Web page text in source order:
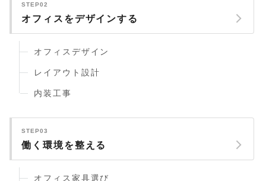
STEP02
オフィスをデザインする
オフィスデザイン
レイアウト設計
内装工事
STEP03
働く環境を整える
オフィス家具選び